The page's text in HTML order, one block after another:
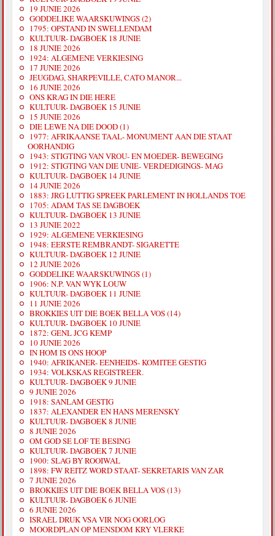
19 JUNIE 2026
GODDELIKE WAARSKUWINGS (2)
1795: OPSTAND IN SWELLENDAM
KULTUUR- DAGBOEK 18 JUNIE
18 JUNIE 2026
1924: ALGEMENE VERKIESING
17 JUNIE 2026
JEUGDAG, SHARPEVILLE, CATO MANOR...
16 JUNIE 2026
ONS KRAG IN DIE HERE
KULTUUR- DAGBOEK 15 JUNIE
15 JUNIE 2026
DIE LEWE NA DIE DOOD (1)
1977: AFRIKAANSE TAAL- MONUMENT AAN DIE STAAT
OORHANDIG
1943: STIGTING VAN VROU- EN MOEDER- BEWEGING
1912: STIGTING VAN DIE UNIE- VERDEDIGINGS- MAG
KULTUUR- DAGBOEK 14 JUNIE
14 JUNIE 2026
1883: JRG LUTTIG SPREEK PARLEMENT IN HOLLANDS TOE
1705: ADAM TAS SE DAGBOEK
KULTUUR- DAGBOEK 13 JUNIE
13 JUNIE 2022
1929: ALGEMENE VERKIESING
1948: EERSTE REMBRANDT- SIGARETTE
KULTUUR- DAGBOEK 12 JUNIE
12 JUNIE 2026
GODDELIKE WAARSKUWINGS (1)
1906: N.P. VAN WYK LOUW
KULTUUR- DAGBOEK 11 JUNIE
11 JUNIE 2026
BROKKIES UIT DIE BOEK BELLA VOS (14)
KULTUUR- DAGBOEK 10 JUNIE
1872: GENL JCG KEMP
10 JUNIE 2026
IN HOM IS ONS HOOP
1940: AFRIKANER- EENHEIDS- KOMITEE GESTIG
1934: VOLKSKAS REGISTREER.
KULTUUR- DAGBOEK 9 JUNIE
9 JUNIE 2026
1918: SANLAM GESTIG
1837: ALEXANDER EN HANS MERENSKY
KULTUUR- DAGBOEK 8 JUNIE
8 JUNIE 2026
OM GOD SE LOF TE BESING
KULTUUR- DAGBOEK 7 JUNIE
1900: SLAG BY ROOIWAL
1898: FW REITZ WORD STAAT- SEKRETARIS VAN ZAR
7 JUNIE 2026
BROKKIES UIT DIE BOEK BELLA VOS (13)
KULTUUR- DAGBOEK 6 JUNIE
6 JUNIE 2026
ISRAEL DRUK VSA VIR NOG OORLOG
MOORDPLAN OP MENSDOM KRY VLERKE